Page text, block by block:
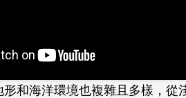
和海洋環境也複雜且多樣，從